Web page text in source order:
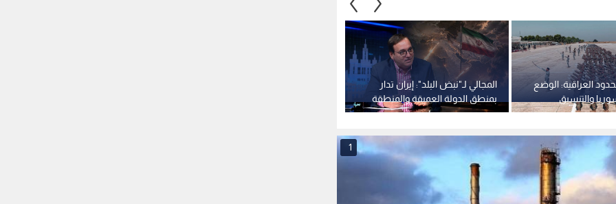
المجالي لـ"نبض البلد": إيران تدار
بمنطق الدولة العميقة والمنطقة
تتجه إلى مواجهة مفتوحة
العراقية: الوضع
والتنسيق
1